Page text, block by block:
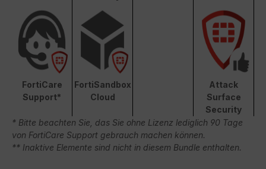
FortiCare
Support*
FortiSandbox
Cloud
Attack
Surface
Security
* Bitte beachten Sie, das Sie ohne Lizenz lediglich 90 Tage
von FortiCare Support gebrauch machen können.
** Inaktive Elemente sind nicht in diesem Bundle enthalten.